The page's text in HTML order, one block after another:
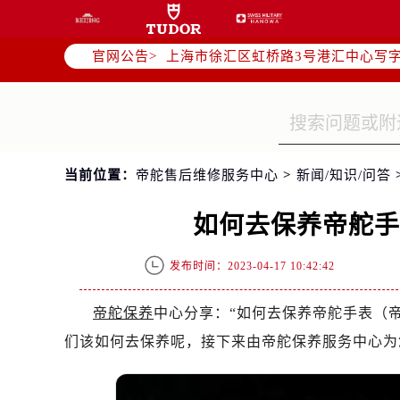
官网公告>
北京市朝阳区建国门外大街甲6号华
天津市和平区赤峰道136号天津国际
上海市徐汇区虹桥路3号港汇中心写
上海市黄浦区南京东路299号宏伊国
常州市新北区龙锦路1590号现代传
扬州市邗江区国展路29号星耀天地
泰州市海陵区永定东路399号置地
金华市金东区东市南街777号金华万
绍兴市越城区胜利东路379号世茂天
当前位置： 帝舵售后维修服务中心 > 新闻/知识/问答
如何去保养帝舵
发布时间：2023-04-17 10:42:42
帝舵保养中心分享：“如何去保养帝舵手表（
们该如何去保养呢，接下来由帝舵保养服务中心